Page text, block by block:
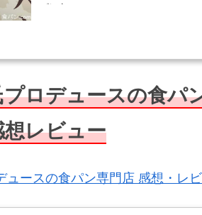
パンた...
ロデュースの食パ
レビュー
ュースの食パン専門店 感想・レ